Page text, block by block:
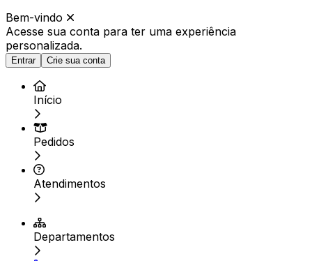
Bem-vindo
Acesse sua conta para ter uma experiência
personalizada.
Entrar Crie sua conta
Início
Pedidos
Atendimentos
Departamentos